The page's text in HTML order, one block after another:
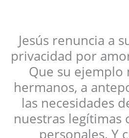
Jesús renuncia a
privacidad por
Que su ejemplo
hermanos, a
las necesidades
nuestras legítimas
personales. Y